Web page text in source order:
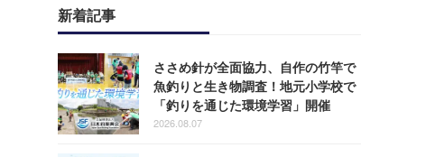
新着記事
ささめ針が全面協力、自作の竹竿で
魚釣りと生き物調査！地元小学校で
「釣りを通じた環境学習」開催
2026.08.07